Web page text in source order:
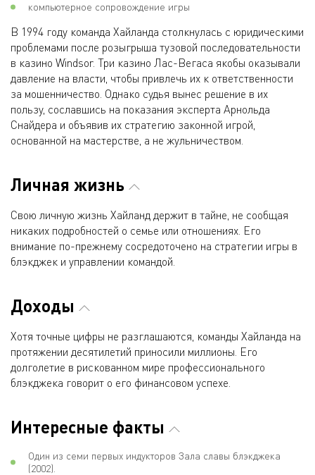
компьютерное сопровождение игры
В 1994 году команда Хайланда столкнулась с юридическими
проблемами после розыгрыша тузовой последовательности
в казино Windsor. Три казино Лас-Вегаса якобы оказывали
давление на власти, чтобы привлечь их к ответственности
за мошенничество. Однако судья вынес решение в их
пользу, сославшись на показания эксперта Арнольда
Снайдера и объявив их стратегию законной игрой,
основанной на мастерстве, а не жульничеством.
Личная жизнь
Свою личную жизнь Хайланд держит в тайне, не сообщая
никаких подробностей о семье или отношениях. Его
внимание по-прежнему сосредоточено на стратегии игры в
блэкджек и управлении командой.
Доходы
Хотя точные цифры не разглашаются, команды Хайланда на
протяжении десятилетий приносили миллионы. Его
долголетие в рискованном мире профессионального
блэкджека говорит о его финансовом успехе.
Интересные факты
Один из семи первых индукторов Зала славы блэкджека
(2002).